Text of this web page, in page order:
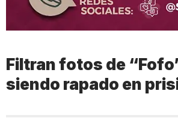
Filtran fotos de
siendo rapado en